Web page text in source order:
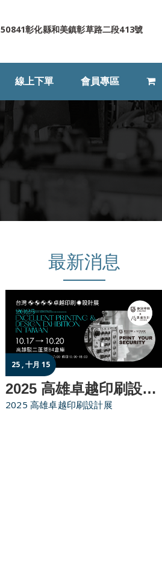
50841彰化縣和美鎮彰草路二段413號
線上下單 會員專區
最新消息
25 , 十月 15
2025 高雄卓越印刷設計展10/17-10/20
2025 高雄卓越印刷設計展